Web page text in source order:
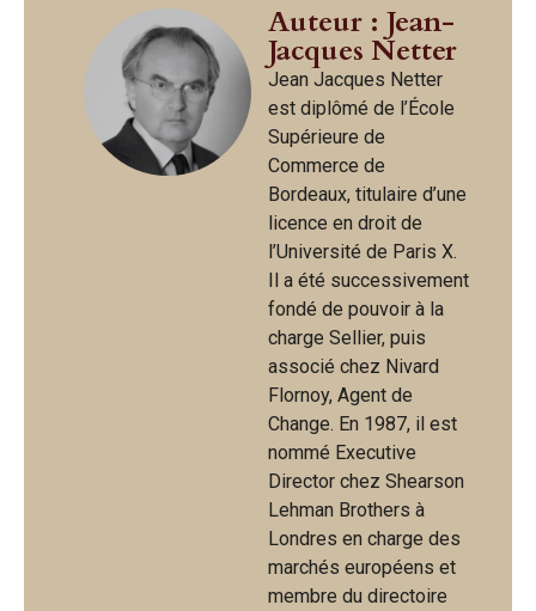
Auteur : Jean-
Jacques Netter
Jean Jacques Netter
est diplômé de l’École
Supérieure de
Commerce de
Bordeaux, titulaire d’une
licence en droit de
l’Université de Paris X.
Il a été successivement
fondé de pouvoir à la
charge Sellier, puis
associé chez Nivard
Flornoy, Agent de
Change. En 1987, il est
nommé Executive
Director chez Shearson
Lehman Brothers à
Londres en charge des
marchés européens et
membre du directoire